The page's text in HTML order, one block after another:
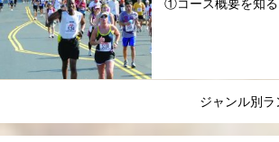
①コース概要を知
ジャンル別ラ